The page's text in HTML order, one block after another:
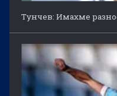
Тунчев: Имахме